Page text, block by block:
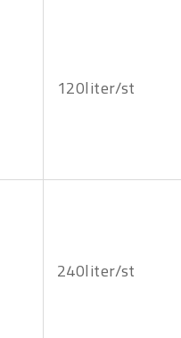
120liter/st
240liter/st